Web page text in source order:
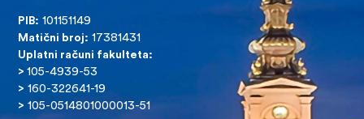
PIB: 101151149
Matični broj: 17381431
Uplatni računi fakulteta:
>105-4939-53
> 160-322641-19
> 105-0514801000013-51